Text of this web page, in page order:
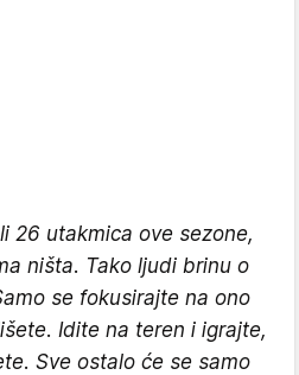
26 utakmica ove sezone,
ništa. Tako ljudi brinu o
se fokusirajte na ono
Idite na teren i igrajte,
Sve ostalo će se samo